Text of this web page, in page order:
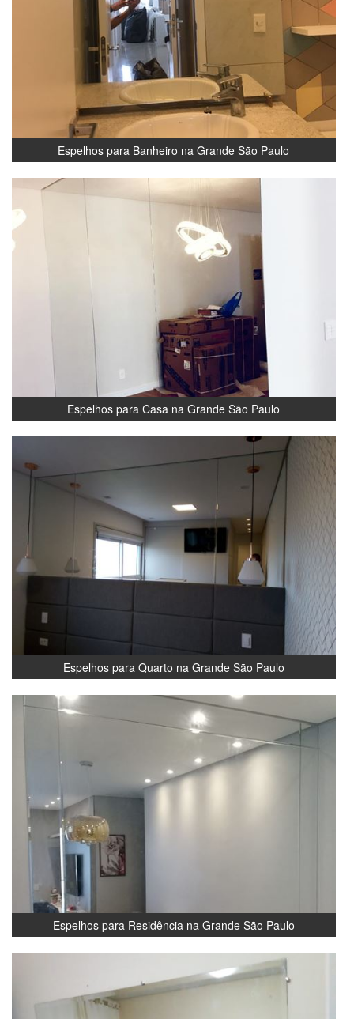
Espelhos para Banheiro na Grande São Paulo
Espelhos para Casa na Grande São Paulo
Espelhos para Quarto na Grande São Paulo
Espelhos para Residência na Grande São Paulo